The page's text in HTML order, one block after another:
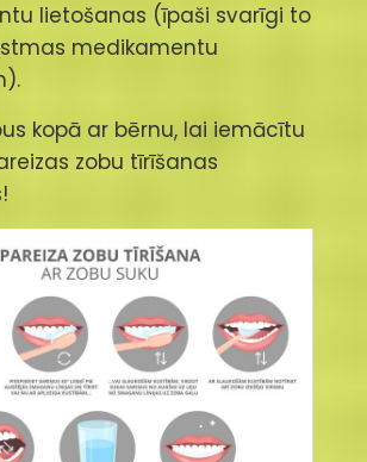
lietošanas (īpaši svarīgi to
medikamentu
kopā ar bērnu, lai iemācītu
zobu tīrīšanas